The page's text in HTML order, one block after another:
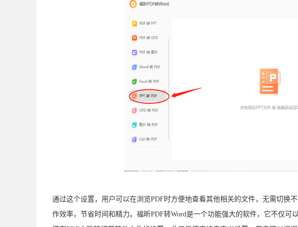
通过这个设置，用户可以在浏览PDF时方便地查看其他相关的文件，无需切换
作效率，节省时间和精力。福昕PDF转Word是一个功能强大的软件，它不仅可